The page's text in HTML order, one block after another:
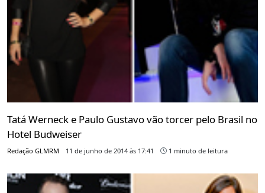
Tatá Werneck e Paulo Gustavo vão torcer pelo Brasil no
Hotel Budweiser
Redação GLMRM 11 de junho de 2014 às 17:41 1 minuto de leitura